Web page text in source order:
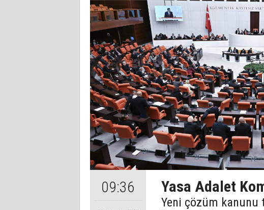
09:36 Yasa Adalet
Yeni çözüm